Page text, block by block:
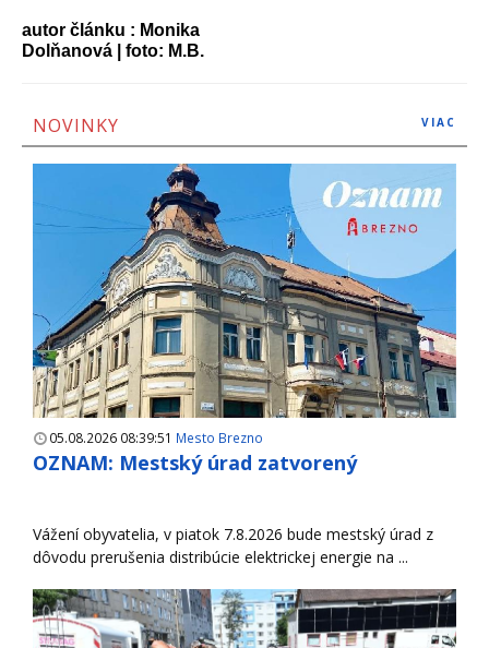
autor článku : Monika
Dolňanová | foto: M.B.
NOVINKY VIAC
05.08.2026 08:39:51 Mesto Brezno
OZNAM: Mestský úrad zatvorený
Vážení obyvatelia, v piatok 7.8.2026 bude mestský úrad z
dôvodu prerušenia distribúcie elektrickej energie na ...